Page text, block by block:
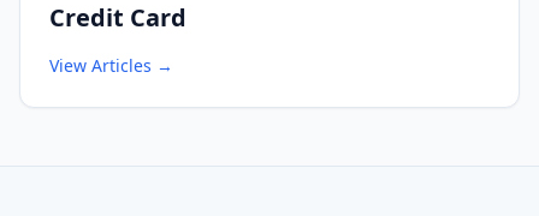
Credit Card
View Articles →